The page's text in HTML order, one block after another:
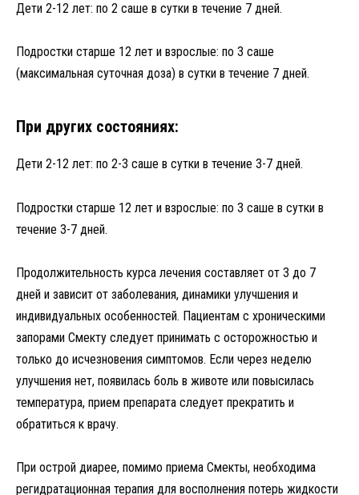
Дети 2-12 лет: по 2 саше в сутки в течение 7 дней.
Подростки старше 12 лет и взрослые: по 3 саше
(максимальная суточная доза) в сутки в течение 7 дней.
При других состояниях:
Дети 2-12 лет: по 2-3 саше в сутки в течение 3-7 дней.
Подростки старше 12 лет и взрослые: по 3 саше в сутки в
течение 3-7 дней.
Продолжительность курса лечения составляет от 3 до 7
дней и зависит от заболевания, динамики улучшения и
индивидуальных особенностей. Пациентам с хроническими
запорами Смекту следует принимать с осторожностью и
только до исчезновения симптомов. Если через неделю
улучшения нет, появилась боль в животе или повысилась
температура, прием препарата следует прекратить и
обратиться к врачу.
При острой диарее, помимо приема Смекты, необходима
регидратационная терапия для восполнения потерь жидкости